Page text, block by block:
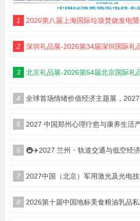
1 2026第八届上海国际垃圾焚烧发电
2 深圳礼品展-2026第34届深圳国际礼
3 北京礼品展-2026第54届北京国际礼品、
4 全球首场情绪价值经济主题展，2027郑州
5 2027 中国郑州心理疗愈与康养生活
6 🚇✈️2027 兰州・轨道交通与低空经
7 2027中国（北京）军用激光及光电
8 2026第十届中国地标美食粮油乳品